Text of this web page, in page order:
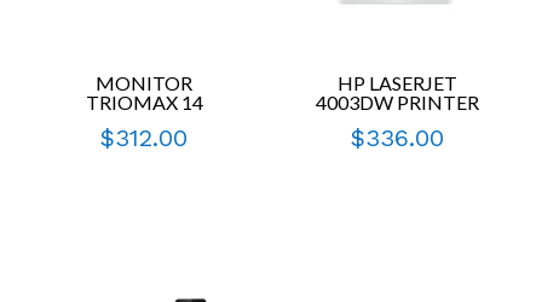
MONITOR
TRIOMAX 14
$312.00
HP LASERJET
4003DW PRINTER
$336.00